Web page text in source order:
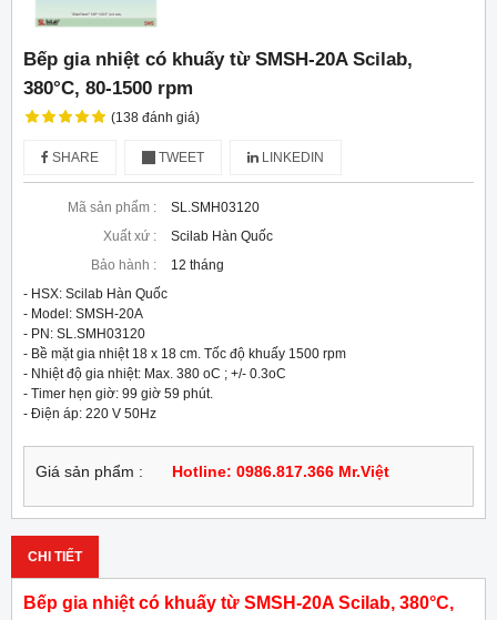
Bếp gia nhiệt có khuấy từ SMSH-20A Scilab,
380°C, 80-1500 rpm
(138 đánh giá)
SHARE TWEET LINKEDIN
Mã sản phẩm :
SL.SMH03120
Xuất xứ :
Scilab Hàn Quốc
Bảo hành :
12 tháng
- HSX: Scilab Hàn Quốc
- Model: SMSH-20A
- PN: SL.SMH03120
- Bề mặt gia nhiệt 18 x 18 cm. Tốc độ khuấy 1500 rpm
- Nhiệt độ gia nhiệt: Max. 380 oC ; +/- 0.3oC
- Timer hẹn giờ: 99 giờ 59 phút.
- Điện áp: 220 V 50Hz
Giá sản phẩm : Hotline: 0986.817.366 Mr.Việt
CHI TIẾT
Bếp gia nhiệt có khuấy từ SMSH-20A Scilab, 380°C,